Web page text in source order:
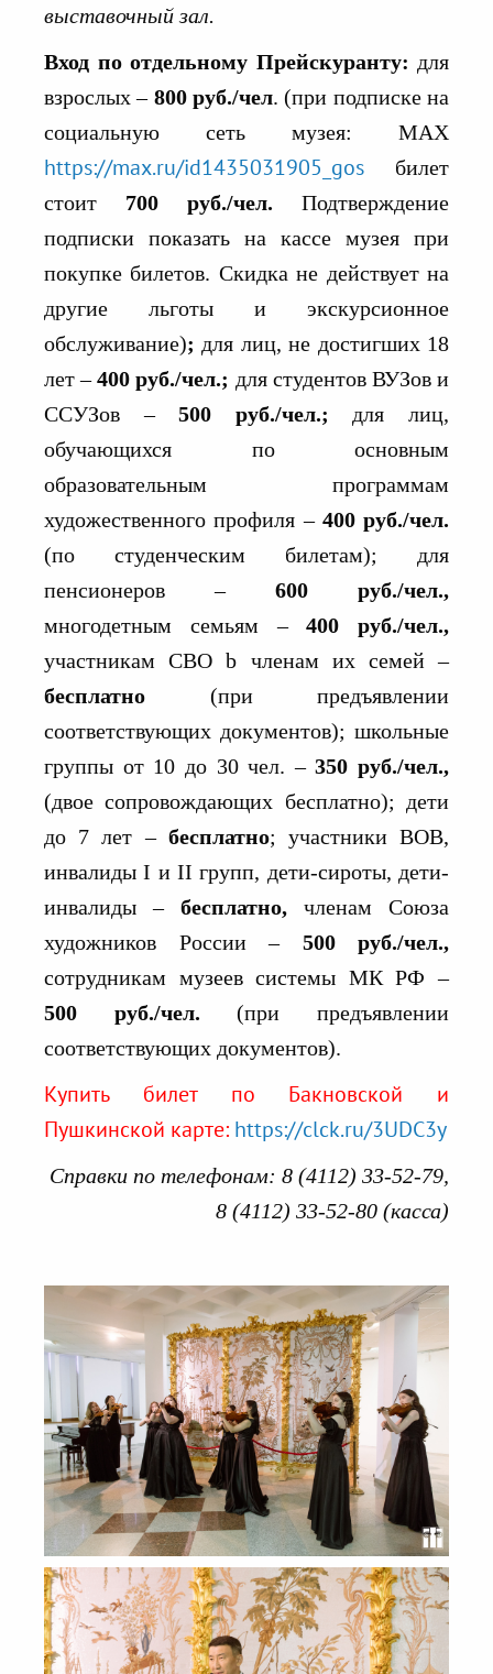
выставочный зал.
Вход по отдельному Прейскуранту: для
взрослых – 800 руб./чел. (при подписке на
социальную сеть музея: МАХ
https://max.ru/id1435031905_gos билет
стоит 700 руб./чел. Подтверждение
подписки показать на кассе музея при
покупке билетов. Скидка не действует на
другие льготы и экскурсионное
обслуживание); для лиц, не достигших 18
лет –400 руб./чел.; для студентов ВУЗов и
ССУЗов –500 руб./чел.; для лиц,
обучающихся по основным
образовательным программам
художественного профиля – 400 руб./чел.
(по студенческим билетам); для
пенсионеров – 600 руб./чел.,
многодетным семьям –400 руб./чел.,
участникам СВО b членам их семей –
бесплатно (при предъявлении
соответствующих документов); школьные
группы от 10 до 30 чел. –350 руб./чел.,
(двое сопровождающих бесплатно); дети
до 7 лет – бесплатно; участники ВОВ,
инвалиды I и II групп, дети-сироты, дети-
инвалиды – бесплатно, членам Союза
художников России – 500 руб./чел.,
сотрудникам музеев системы МК РФ –
500 руб./чел. (при предъявлении
соответствующих документов).
Купить билет по Бакновской и
Пушкинской карте: https://clck.ru/3UDC3y
Справки по телефонам: 8 (4112) 33-52-79,
8 (4112) 33-52-80 (касса)